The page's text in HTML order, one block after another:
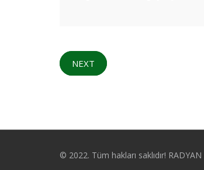
NEXT
© 2022. Tüm hakları saklıdır!